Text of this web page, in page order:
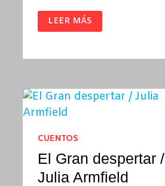
LA
BELLEZA
AGNÓSTICA
TOSCANO
LEER MÁS
CUENTOS
El Gran despertar /
Julia Armfield